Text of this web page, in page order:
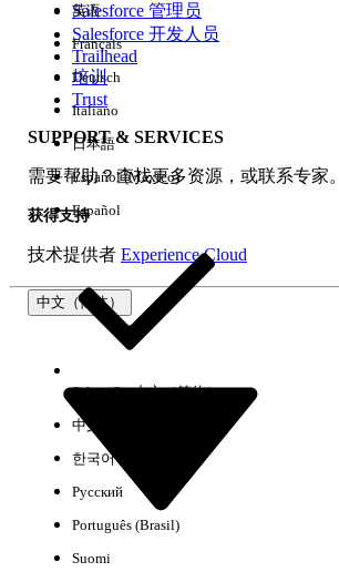
体验
以下是一些搜索提示
Salesforce 管理员
Salesforce 开发人员
Trailhead
培训
Trust
SUPPORT & SERVICES
需要帮助？查找更多资源，或联系专家。
获得支持
技术提供者 Experience Cloud
中文（简体）
英语
Français
Deutsch
Italiano
日本語
Español (México)
Español
Select Org中文（简体）
中文（繁体）
한국어
Русский
Português (Brasil)
Suomi